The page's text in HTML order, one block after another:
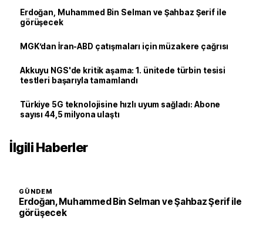
Erdoğan, Muhammed Bin Selman ve Şahbaz Şerif ile
görüşecek
MGK’dan İran-ABD çatışmaları için müzakere çağrısı
Akkuyu NGS'de kritik aşama: 1. ünitede türbin tesisi
testleri başarıyla tamamlandı
Türkiye 5G teknolojisine hızlı uyum sağladı: Abone
sayısı 44,5 milyona ulaştı
İlgili Haberler
GÜNDEM
Erdoğan, Muhammed Bin Selman ve Şahbaz Şerif ile
görüşecek